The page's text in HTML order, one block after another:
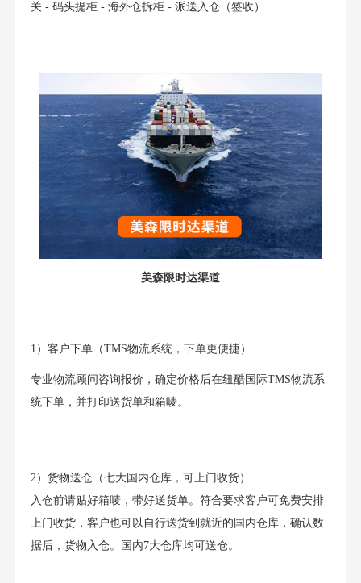
关 - 码头提柜 - 海外仓拆柜 - 派送入仓（签收）
美森限时达渠道
1）客户下单（TMS物流系统，下单更便捷）
专业物流顾问咨询报价，确定价格后在纽酷国际TMS物流系
统下单，并打印送货单和箱唛。
2）货物送仓（七大国内仓库，可上门收货）
入仓前请贴好箱唛，带好送货单。符合要求客户可免费安排
上门收货，客户也可以自行送货到就近的国内仓库，确认数
据后，货物入仓。国内7大仓库均可送仓。